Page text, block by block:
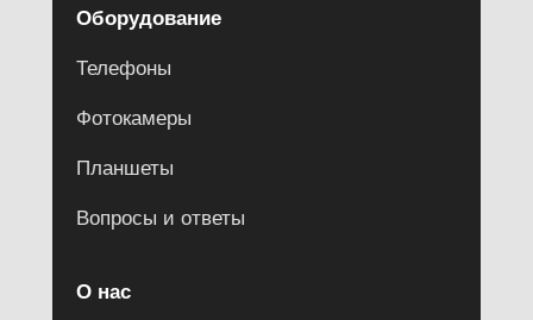
Оборудование
Телефоны
Фотокамеры
Планшеты
Вопросы и ответы
О нас